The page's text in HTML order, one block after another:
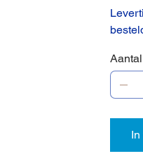
Aantal